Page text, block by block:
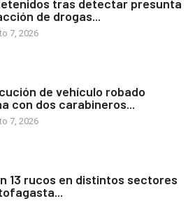
tras detectar presunta
de drogas...
7, 2026
de vehículo robado
con dos carabineros...
7, 2026
13 rucos en distintos sectores